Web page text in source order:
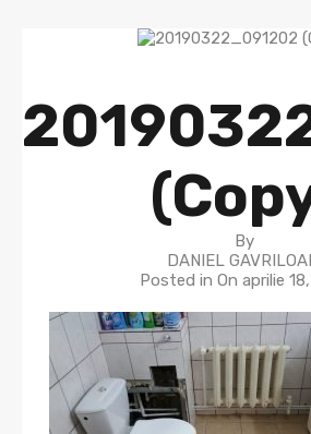
By
DANIEL
Posted in On aprilie